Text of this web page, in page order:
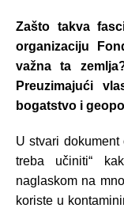
Zašto takva
organizaciju
važna ta
Preuzimajući
bogatstvo i
U stvari
treba učiniti“
naglaskom na
koriste u